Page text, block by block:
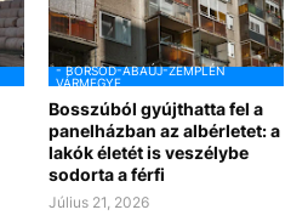
- BORSOD-ABAÚJ-ZEMPLÉN
VÁRMEGYE
Bosszúból gyújthatta fel a
panelházban az albérletet: a
lakók életét is veszélybe
sodorta a férfi
Július 21, 2026